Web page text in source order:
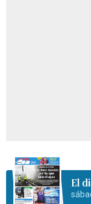
El